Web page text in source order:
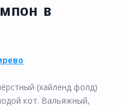
в
(хайленд фолд)
кот. Вальяжный,